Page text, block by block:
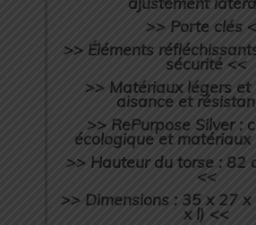
>> Porte clés
>> Éléments
sécurité <<
>> Matériaux légers et
aisance et
>> RePurpose Silver :
écologique et matériaux
>> Hauteur du torse : 82
<<
>> Dimensions : 35 x 27 x
x l) <<